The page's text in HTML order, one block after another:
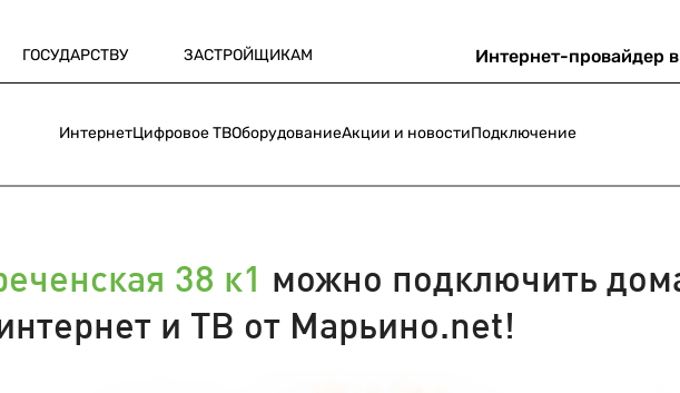
ГОСУДАРСТВУ ЗАСТРОЙЩИКАМ Интернет-провайдер
ИнтернетЦифровое ТВОборудованиеАкции и новостиПодключение
38 к1 можно подключить
и ТВ от Марьино.net!